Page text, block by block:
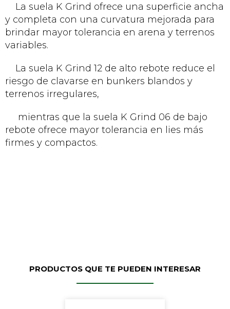
La suela K Grind ofrece una superficie ancha
y completa con una curvatura mejorada para
brindar mayor tolerancia en arena y terrenos
variables.
La suela K Grind 12 de alto rebote reduce el
riesgo de clavarse en bunkers blandos y
terrenos irregulares,
mientras que la suela K Grind 06 de bajo
rebote ofrece mayor tolerancia en lies más
firmes y compactos.
PRODUCTOS QUE TE PUEDEN INTERESAR